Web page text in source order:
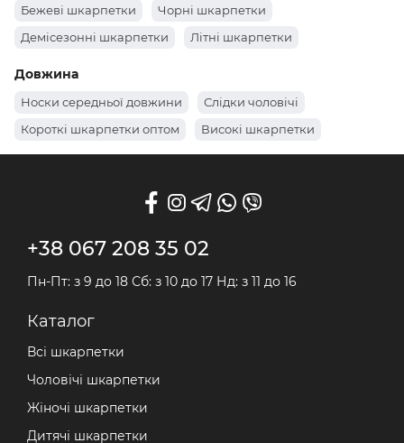
Бежеві шкарпетки
Чорні шкарпетки
Демісезонні шкарпетки
Літні шкарпетки
Довжина
Носки середньої довжини
Слідки чоловічі
Короткі шкарпетки оптом
Високі шкарпетки
+38 067 208 35 02
Пн-Пт: з 9 до 18 Сб: з 10 до 17 Нд: з 11 до 16
Каталог
Всі шкарпетки
Чоловічі шкарпетки
Жіночі шкарпетки
Дитячі шкарпетки